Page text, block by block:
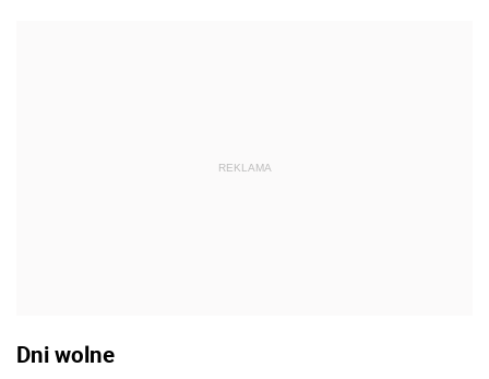
REKLAMA
Dni wolne